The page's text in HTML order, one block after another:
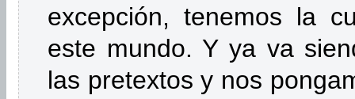
excepción, tenemos la
este mundo. Y ya va
las pretextos y nos